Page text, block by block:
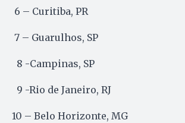
6 – Curitiba, PR
7 – Guarulhos, SP
8 -Campinas, SP
9 -Rio de Janeiro, RJ
10 – Belo Horizonte, MG